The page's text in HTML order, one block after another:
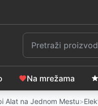
Na mrežama
Alat na Jednom Mestu>